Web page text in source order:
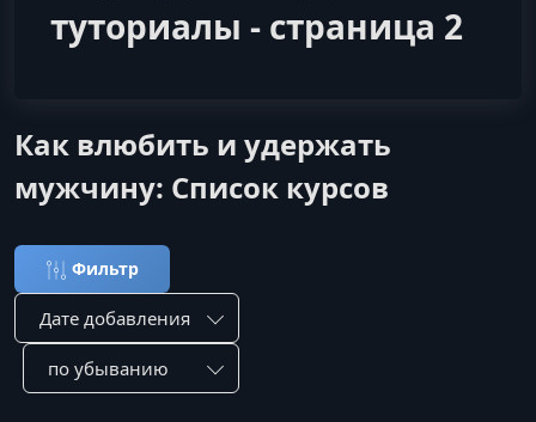
туториалы - страница 2
Как влюбить и удержать
мужчину: Список курсов
Фильтр
Сортировка по:
Сотировать по: